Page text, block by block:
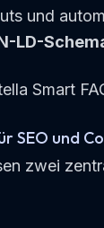
und
LD-
Smart
SEO und
zwei